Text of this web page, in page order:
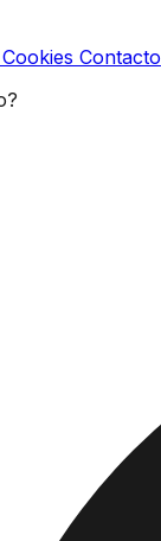
Cookies Contacto